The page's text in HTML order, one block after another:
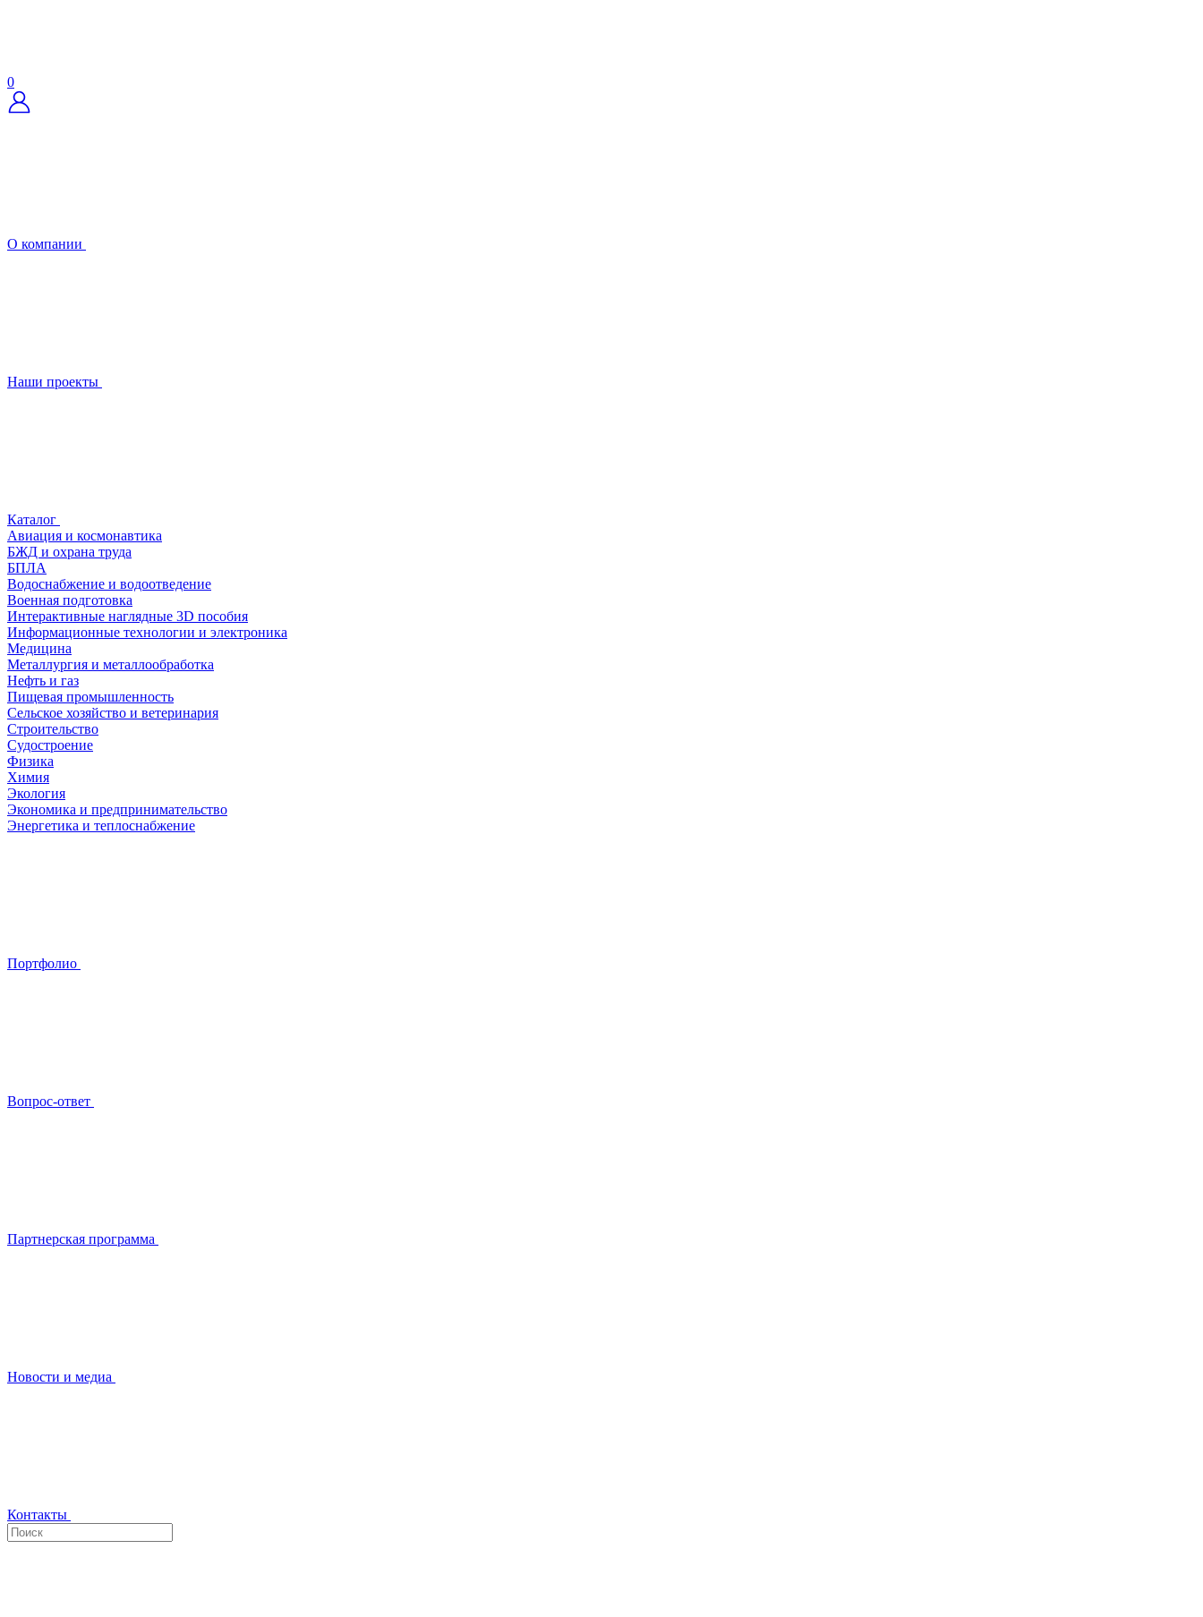
0
О компании
Наши проекты
Каталог
Авиация и космонавтика
БЖД и охрана труда
БПЛА
Водоснабжение и водоотведение
Военная подготовка
Интерактивные наглядные 3D пособия
Информационные технологии и электроника
Медицина
Металлургия и металлообработка
Нефть и газ
Пищевая промышленность
Сельское хозяйство и ветеринария
Строительство
Судостроение
Физика
Химия
Экология
Экономика и предпринимательство
Энергетика и теплоснабжение
Портфолио
Вопрос-ответ
Партнерская программа
Новости и медиа
Контакты